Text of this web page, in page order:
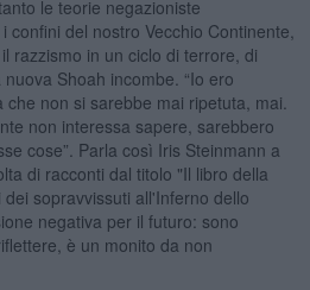
le teorie negazioniste
del nostro Vecchio Continente,
razzismo in un ciclo di terrore, di
Shoah incombe. “Io ero
non si sarebbe mai ripetuta, mai.
non interessa sapere, sarebbero
cose”. Parla così Iris Steinmann a
di racconti dal titolo "Il libro della
sopravvissuti all'Inferno dello
negativa per il futuro: sono
è un monito da non